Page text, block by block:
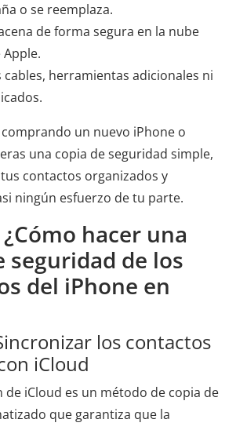
o se reemplaza.
de forma segura en la nube
cables, herramientas adicionales ni
comprando un nuevo iPhone o
una copia de seguridad simple,
contactos organizados y
ningún esfuerzo de tu parte.
hacer una
seguridad de los
del iPhone en
los contactos
iCloud
de iCloud es un método de copia de
que garantiza que la